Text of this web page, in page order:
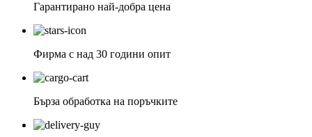
Гарантирано най-добра цена
Фирма с над 30 години опит
Бърза обработка на поръчките